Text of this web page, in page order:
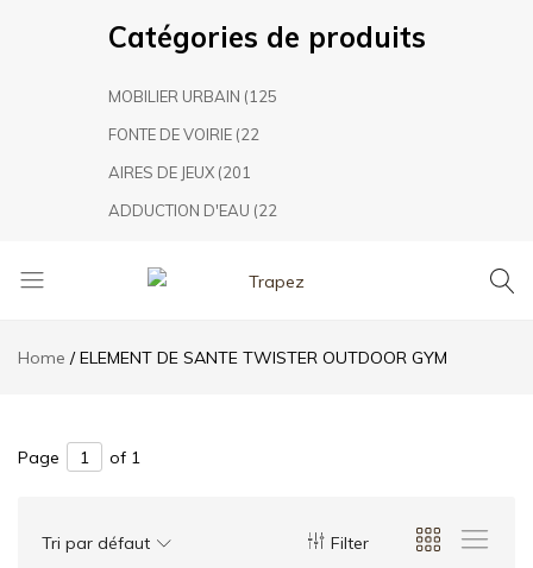
Catégories de produits
MOBILIER URBAIN (125
FONTE DE VOIRIE (22
AIRES DE JEUX (201
ADDUCTION D'EAU (22
Urbain,
d'Aménagement
Home ELEMENT DE SANTE TWISTER OUTDOOR GYM
Page of 1
Filter
Tri par défaut